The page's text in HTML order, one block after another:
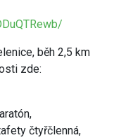
běh 2,5 km
zde:
čtyřčlenná,